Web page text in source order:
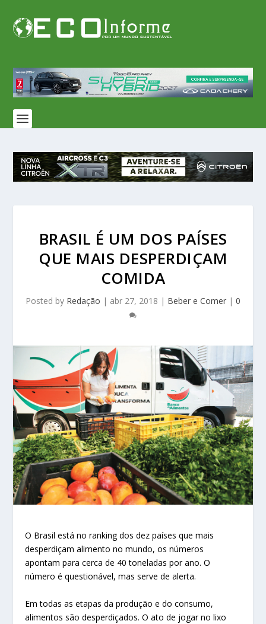
BRASIL É UM DOS PAÍSES
QUE MAIS DESPERDIÇAM
COMIDA
Posted by Redação | abr 27, 2018 | Beber e Comer | 0
O Brasil está no ranking dos dez países que mais
desperdiçam alimento no mundo, os números
apontam para cerca de 40 toneladas por ano. O
número é questionável, mas serve de alerta.
Em todas as etapas da produção e do consumo,
alimentos são desperdiçados. O ato de jogar no lixo